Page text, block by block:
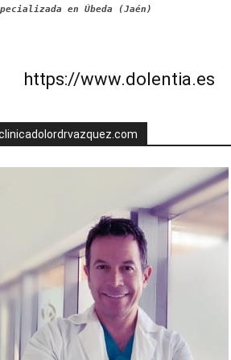
en Úbeda (Jaén)
https://www.dolentia.es